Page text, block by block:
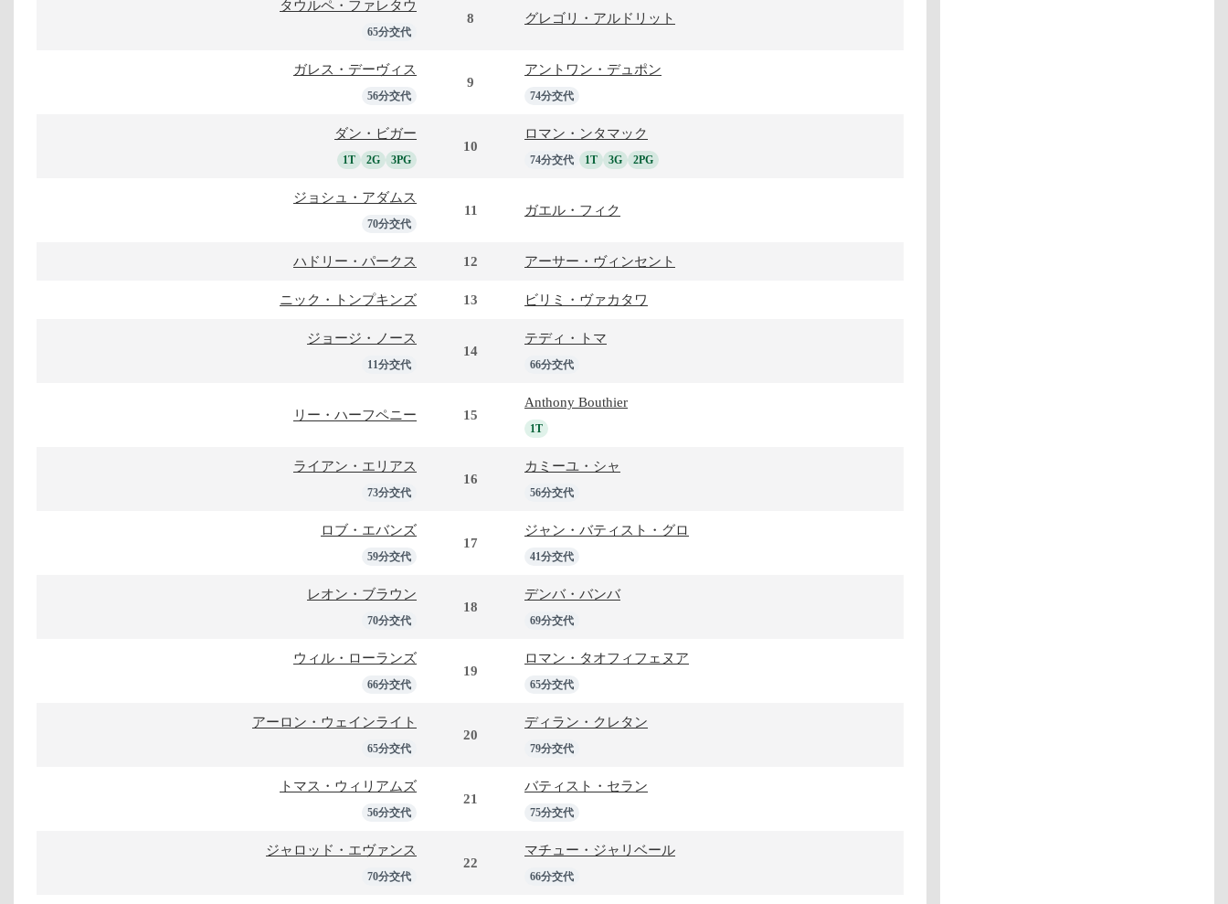
タウルペ・ファレタウ
65分交代
8 グレゴリ・アルドリット
ガレス・デーヴィス
56分交代
9
アントワン・デュポン
74分交代
ダン・ビガー
1T 2G 3PG
10
ロマン・ンタマック
74分交代 1T 3G 2PG
ジョシュ・アダムス
70分交代
11 ガエル・フィク
ハドリー・パークス 12 アーサー・ヴィンセント
ニック・トンプキンズ 13 ビリミ・ヴァカタワ
ジョージ・ノース
11分交代
14
テディ・トマ
66分交代
リー・ハーフペニー 15
Anthony Bouthier
1T
ライアン・エリアス
73分交代
16
カミーユ・シャ
56分交代
ロブ・エバンズ
59分交代
17
ジャン・バティスト・グロ
41分交代
レオン・ブラウン
70分交代
18
デンバ・バンバ
69分交代
ウィル・ローランズ
66分交代
19
ロマン・タオフィフェヌア
65分交代
アーロン・ウェインライト
65分交代
20
ディラン・クレタン
79分交代
トマス・ウィリアムズ
56分交代
21
バティスト・セラン
75分交代
ジャロッド・エヴァンス
70分交代
22
マチュー・ジャリベール
66分交代